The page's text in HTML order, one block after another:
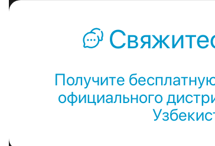
Получите
официального